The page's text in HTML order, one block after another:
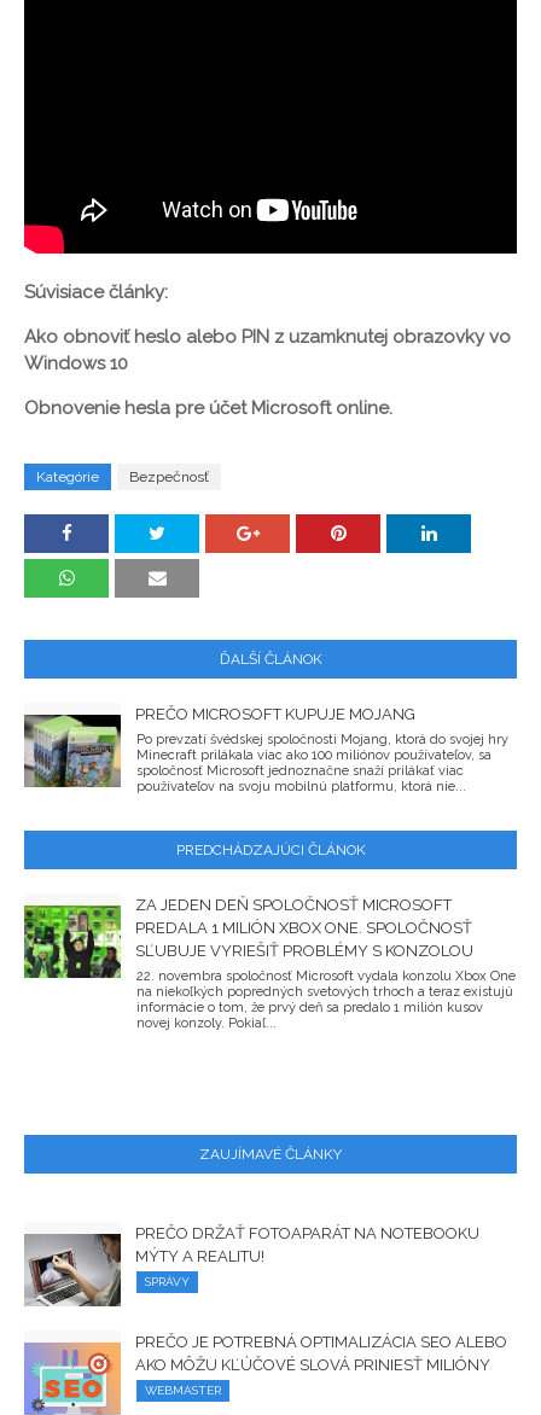
Súvisiace články:
Ako obnoviť heslo alebo PIN z uzamknutej obrazovky vo
Windows 10
Obnovenie hesla pre účet Microsoft online.
Kategórie Bezpečnosť
ĎALŠÍ ČLÁNOK
PREČO MICROSOFT KUPUJE MOJANG
Po prevzatí švédskej spoločnosti Mojang, ktorá do svojej hry
Minecraft prilákala viac ako 100 miliónov používateľov, sa
spoločnosť Microsoft jednoznačne snaží prilákať viac
používateľov na svoju mobilnú platformu, ktorá nie...
PREDCHÁDZAJÚCI ČLÁNOK
ZA JEDEN DEŇ SPOLOČNOSŤ MICROSOFT
PREDALA 1 MILIÓN XBOX ONE. SPOLOČNOSŤ
SĽUBUJE VYRIEŠIŤ PROBLÉMY S KONZOLOU
22. novembra spoločnosť Microsoft vydala konzolu Xbox One
na niekoľkých popredných svetových trhoch a teraz existujú
informácie o tom, že prvý deň sa predalo 1 milión kusov
novej konzoly. Pokiaľ...
ZAUJÍMAVÉ ČLÁNKY
PREČO DRŽAŤ FOTOAPARÁT NA NOTEBOOKU
MÝTY A REALITU!
SPRÁVY
PREČO JE POTREBNÁ OPTIMALIZÁCIA SEO ALEBO
AKO MÔŽU KĽÚČOVÉ SLOVÁ PRINIESŤ MILIÓNY
WEBMASTER